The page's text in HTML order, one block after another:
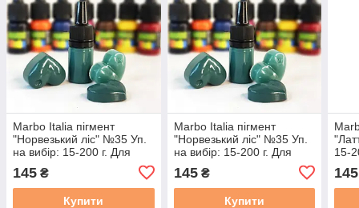
Marbo Italia пігмент
"Норвезький ліс" №35 Уп.
на вибір: 15-200 г. Для
поліуретанів та смол. 15
мл
145 ₴
Купити
Marbo Italia пігмент
"Норвезький ліс" №35 Уп.
на вибір: 15-200 г. Для
поліуретанів та смол. 15
мл
145₴
Купити
15-
145